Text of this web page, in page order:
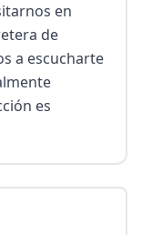
en
de
a escucharte
es